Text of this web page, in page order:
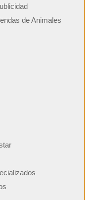
de Animales